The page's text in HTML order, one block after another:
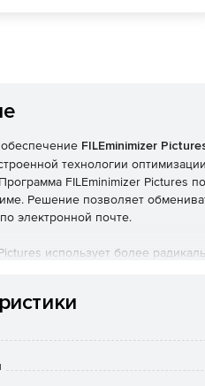
FILEminimizer
технологии
FILEminimizer Pictures
Решение позволяет
электронной почте.
использует более
В использовании
начать оптимизацию.